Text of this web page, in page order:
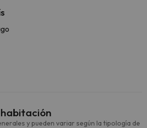
y pueden variar según la tipología de